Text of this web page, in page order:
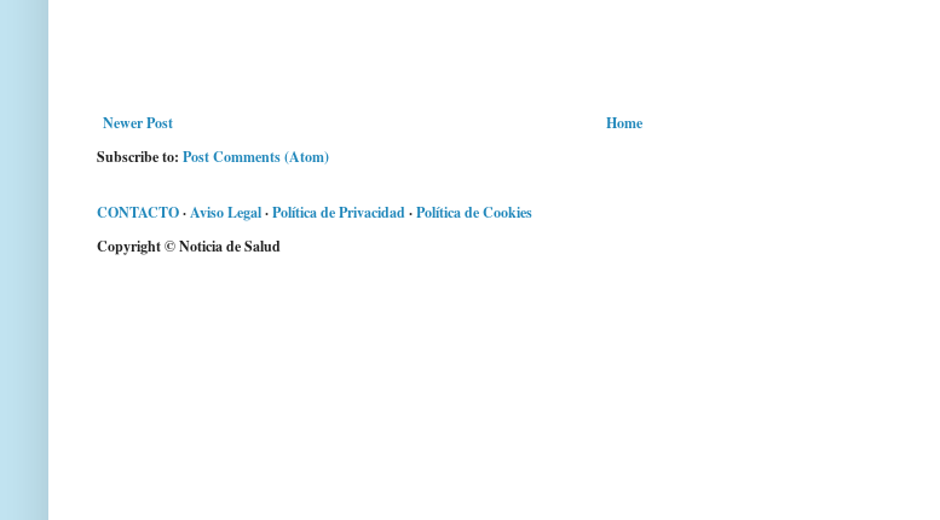
Newer Post
Home
Subscribe to: Post Comments (Atom)
CONTACTO·Aviso Legal·Política de Privacidad·Política de Cookies
Copyright © Noticia de Salud